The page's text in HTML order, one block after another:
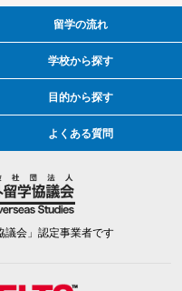
留学の流れ
学校から探す
目的から探す
よくある質問
議会」認定事業者です